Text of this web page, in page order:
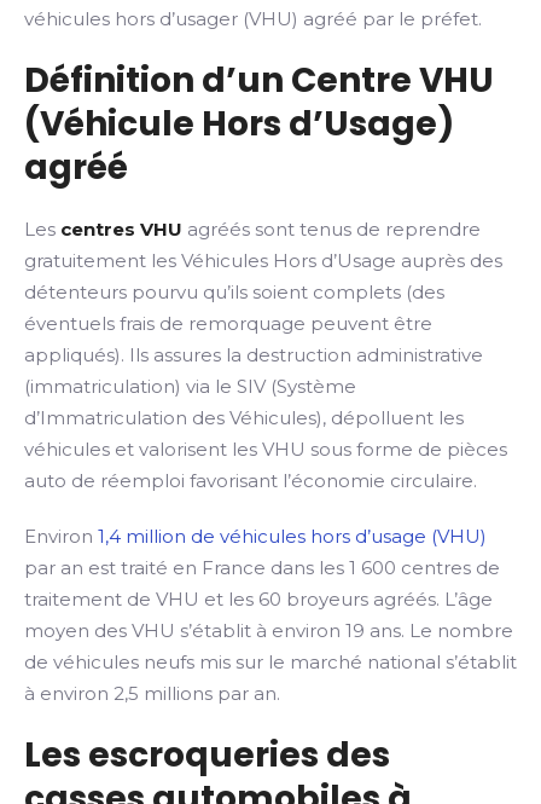
véhicules hors d’usager (VHU) agréé par le préfet.
Définition d’un Centre VHU
(Véhicule Hors d’Usage)
agréé
Les centres VHU agréés sont tenus de reprendre
gratuitement les Véhicules Hors d’Usage auprès des
détenteurs pourvu qu’ils soient complets (des
éventuels frais de remorquage peuvent être
appliqués). Ils assures la destruction administrative
(immatriculation) via le SIV (Système
d’Immatriculation des Véhicules), dépolluent les
véhicules et valorisent les VHU sous forme de pièces
auto de réemploi favorisant l’économie circulaire.
Environ 1,4 million de véhicules hors d’usage (VHU)
par an est traité en France dans les 1 600 centres de
traitement de VHU et les 60 broyeurs agréés. L’âge
moyen des VHU s’établit à environ 19 ans. Le nombre
de véhicules neufs mis sur le marché national s’établit
à environ 2,5 millions par an.
Les escroqueries des